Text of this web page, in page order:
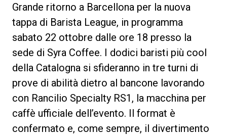
Grande ritorno a Barcellona per la nuova
tappa di Barista League, in programma
sabato 22 ottobre dalle ore 18 presso la
sede di Syra Coffee. I dodici baristi più cool
della Catalogna si sfideranno in tre turni di
prove di abilità dietro al bancone lavorando
con Rancilio Specialty RS1, la macchina per
caffè ufficiale dell’evento. Il format è
confermato e, come sempre, il divertimento
Sostenibilità
Connect
Contattaci